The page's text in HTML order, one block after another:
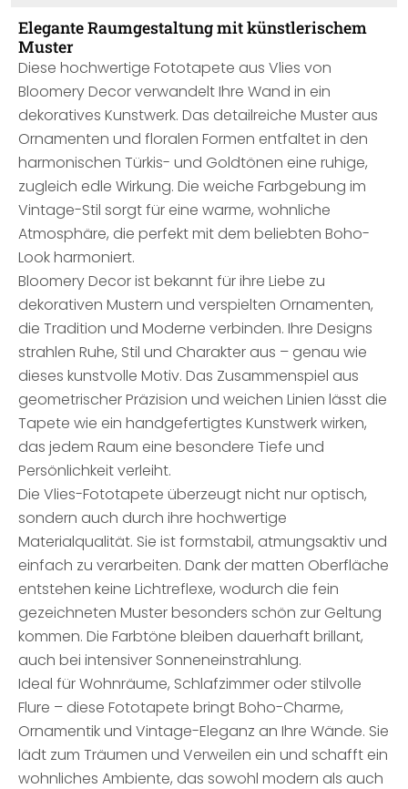
Elegante Raumgestaltung mit künstlerischem
Muster
Diese hochwertige Fototapete aus Vlies von
Bloomery Decor verwandelt Ihre Wand in ein
dekoratives Kunstwerk. Das detailreiche Muster aus
Ornamenten und floralen Formen entfaltet in den
harmonischen Türkis- und Goldtönen eine ruhige,
zugleich edle Wirkung. Die weiche Farbgebung im
Vintage-Stil sorgt für eine warme, wohnliche
Atmosphäre, die perfekt mit dem beliebten Boho-
Look harmoniert.
Bloomery Decor ist bekannt für ihre Liebe zu
dekorativen Mustern und verspielten Ornamenten,
die Tradition und Moderne verbinden. Ihre Designs
strahlen Ruhe, Stil und Charakter aus – genau wie
dieses kunstvolle Motiv. Das Zusammenspiel aus
geometrischer Präzision und weichen Linien lässt die
Tapete wie ein handgefertigtes Kunstwerk wirken,
das jedem Raum eine besondere Tiefe und
Persönlichkeit verleiht.
Die Vlies-Fototapete überzeugt nicht nur optisch,
sondern auch durch ihre hochwertige
Materialqualität. Sie ist formstabil, atmungsaktiv und
einfach zu verarbeiten. Dank der matten Oberfläche
entstehen keine Lichtreflexe, wodurch die fein
gezeichneten Muster besonders schön zur Geltung
kommen. Die Farbtöne bleiben dauerhaft brillant,
auch bei intensiver Sonneneinstrahlung.
Ideal für Wohnräume, Schlafzimmer oder stilvolle
Flure – diese Fototapete bringt Boho-Charme,
Ornamentik und Vintage-Eleganz an Ihre Wände. Sie
lädt zum Träumen und Verweilen ein und schafft ein
wohnliches Ambiente, das sowohl modern als auch